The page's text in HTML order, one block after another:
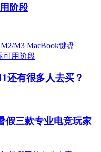
阶段
还有很多人去买？
假三款专业电竞玩家